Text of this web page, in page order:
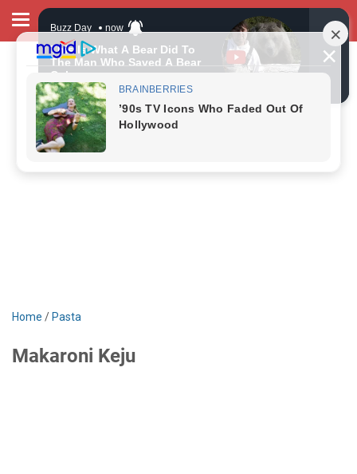
Home / Pasta
Makaroni Keju